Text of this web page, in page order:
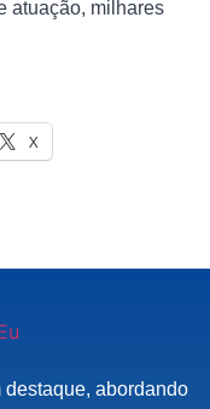
atuação, milhares
X
abordando